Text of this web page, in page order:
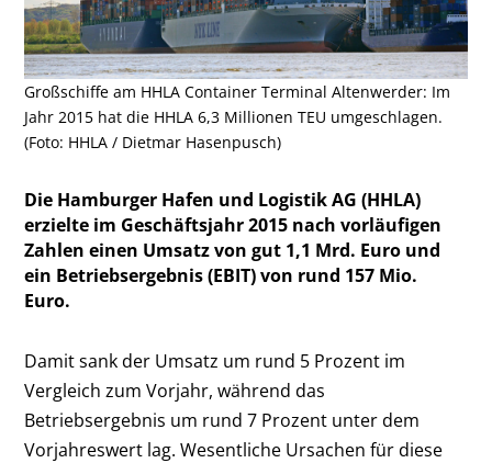
Großschiffe am HHLA Container Terminal Altenwerder: Im
Jahr 2015 hat die HHLA 6,3 Millionen TEU umgeschlagen.
(Foto: HHLA / Dietmar Hasenpusch)
Die Hamburger Hafen und Logistik AG (HHLA)
erzielte im Geschäftsjahr 2015 nach vorläufigen
Zahlen einen Umsatz von gut 1,1 Mrd. Euro und
ein Betriebsergebnis (EBIT) von rund 157 Mio.
Euro.
Damit sank der Umsatz um rund 5 Prozent im
Vergleich zum Vorjahr, während das
Betriebsergebnis um rund 7 Prozent unter dem
Vorjahreswert lag. Wesentliche Ursachen für diese